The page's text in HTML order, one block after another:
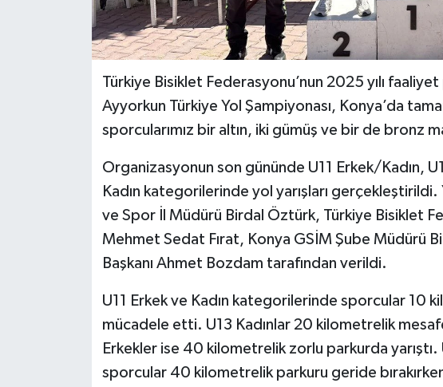
Türkiye Bisiklet Federasyonu’nun 2025 yılı
Ayyorkun Türkiye Yol Şampiyonası, Konya’da
sporcularımız bir altın, iki gümüş ve bir de bronz
Organizasyonun son gününde U11 Erkek/Kadın,
Kadın kategorilerinde yol yarışları gerçekleştirildi.
ve Spor İl Müdürü Birdal Öztürk, Türkiye Bisiklet
Mehmet Sedat Fırat, Konya GSİM Şube Müdürü
Başkanı Ahmet Bozdam tarafından verildi.
U11 Erkek ve Kadın kategorilerinde sporcular 10
mücadele etti. U13 Kadınlar 20 kilometrelik
Erkekler ise 40 kilometrelik zorlu parkurda
sporcular 40 kilometrelik parkuru geride